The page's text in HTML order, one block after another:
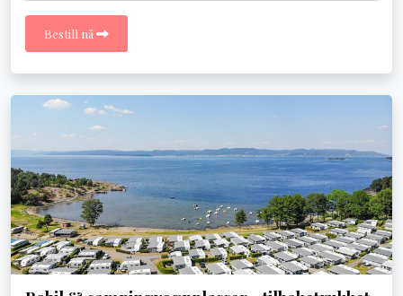
Bestill nå